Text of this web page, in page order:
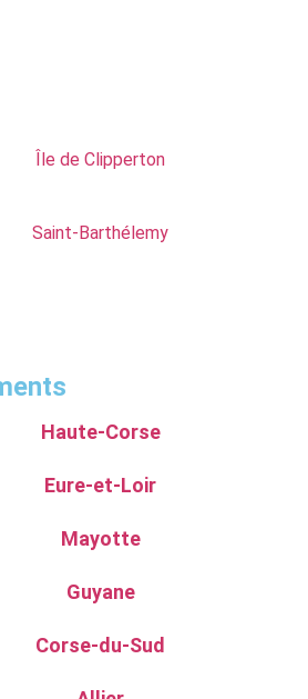
Île de Clipperton
Saint-Barthélemy
Haute-Corse
Eure-et-Loir
Mayotte
Guyane
Corse-du-Sud